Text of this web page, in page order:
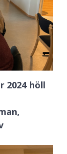
2024 höll